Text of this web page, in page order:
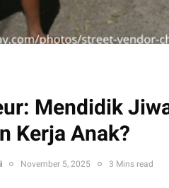
Mendidik
Kerja Anak?
November 5, 2025 3 Mins read